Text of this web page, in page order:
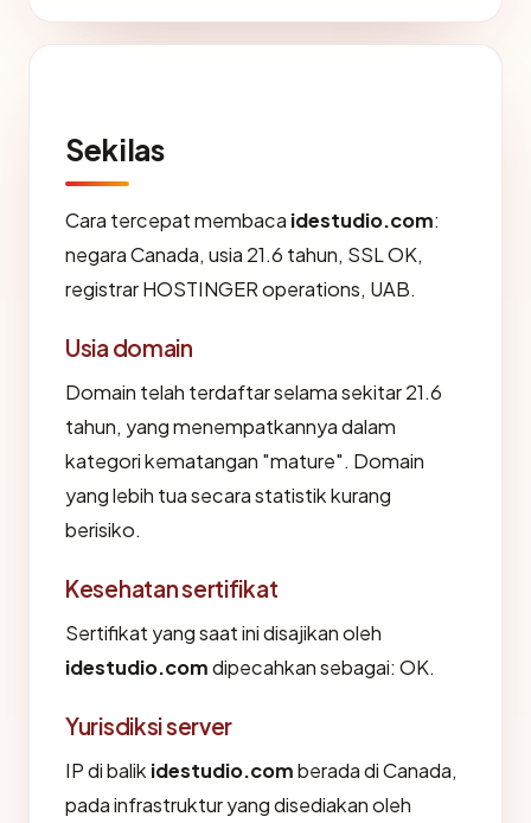
Sekilas
Cara tercepat membaca idestudio.com:
negara Canada, usia 21.6 tahun, SSL OK,
registrar HOSTINGER operations, UAB.
Usia domain
Domain telah terdaftar selama sekitar 21.6
tahun, yang menempatkannya dalam
kategori kematangan "mature". Domain
yang lebih tua secara statistik kurang
berisiko.
Kesehatan sertifikat
Sertifikat yang saat ini disajikan oleh
idestudio.comdipecahkan sebagai: OK.
Yurisdiksi server
IP di balik idestudio.comberada di Canada,
pada infrastruktur yang disediakan oleh